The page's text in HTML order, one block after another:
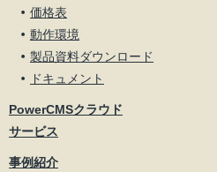
価格表
動作環境
製品資料ダウンロード
ドキュメント
PowerCMSクラウド
サービス
事例紹介